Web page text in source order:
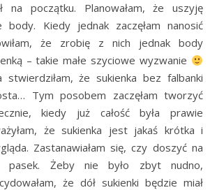
na początku. Planowałam, że uszyję
body. Kiedy jednak zaczęłam nanosić
że zrobię z nich jednak body
– takie małe szyciowe wyzwanie
stwierdziłam, że sukienka bez falbanki
Tym posobem zaczęłam tworzyć
kiedy już całość była prawie
że sukienka jest jakaś krótka i
Zastanawiałam się, czy doszyć na
pasek. Żeby nie było zbyt nudno,
że dół sukienki będzie miał